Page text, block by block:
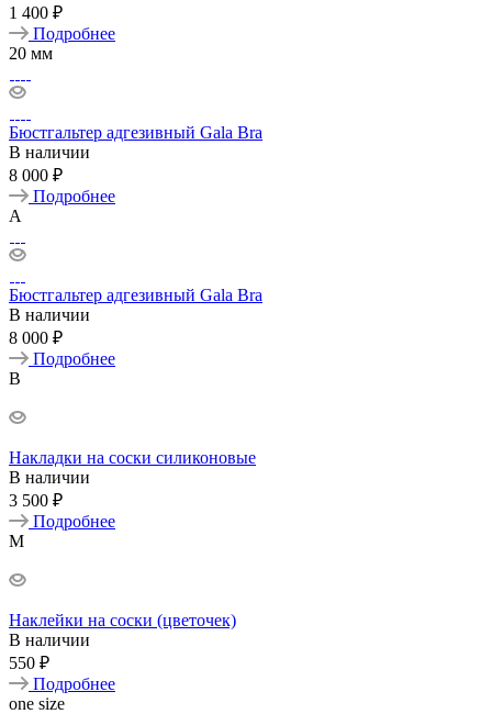
1 400 ₽
Подробнее
20 мм
Бюстгальтер адгезивный Gala Bra
В наличии
8 000 ₽
Подробнее
A
Бюстгальтер адгезивный Gala Bra
В наличии
8 000 ₽
Подробнее
B
Накладки на соски силиконовые
В наличии
3 500 ₽
Подробнее
M
Наклейки на соски (цветочек)
В наличии
550 ₽
Подробнее
one size